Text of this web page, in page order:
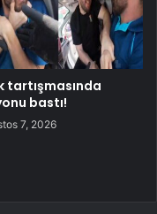
tartışmasında
bastı!
7, 2026